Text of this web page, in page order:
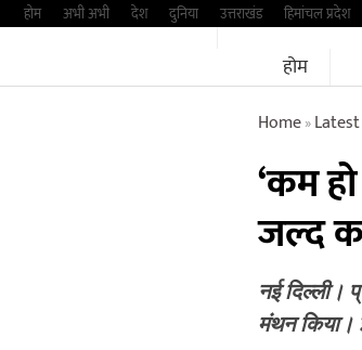
Skipहोम अभी अभी देश दुनिया उत्तराखंड हिमांचल प्रदेश
होम
Home»Latest
‘कम
जल्द
नई दिल्ली।
मंथन किया।